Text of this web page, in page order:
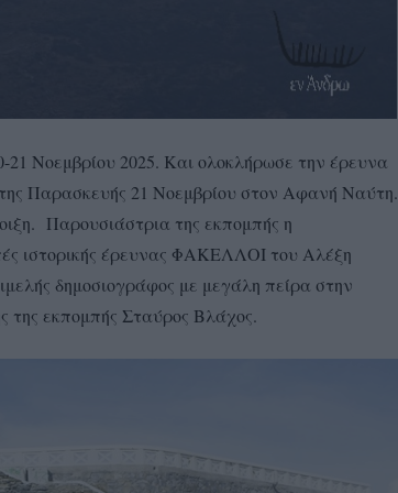
Νοεμβρίου 2025. Και ολοκλήρωσε την έρευνα
Παρασκευής 21 Νοεμβρίου στον Αφανή Ναύτη.
Παρουσιάστρια της εκπομπής η
ιστορικής έρευνας ΦΑΚΕΛΛΟΙ του Αλέξη
δημοσιογράφος με μεγάλη πείρα στην
της εκπομπής Σταύρος Βλάχος.